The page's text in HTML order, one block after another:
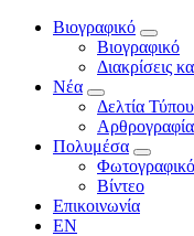
Βιογραφικό
Βιογραφικό
Διακρίσεις
Νέα
Δελτία Τύπου
Αρθρογραφία
Πολυμέσα
Βίντεο
Επικοινωνία
EN